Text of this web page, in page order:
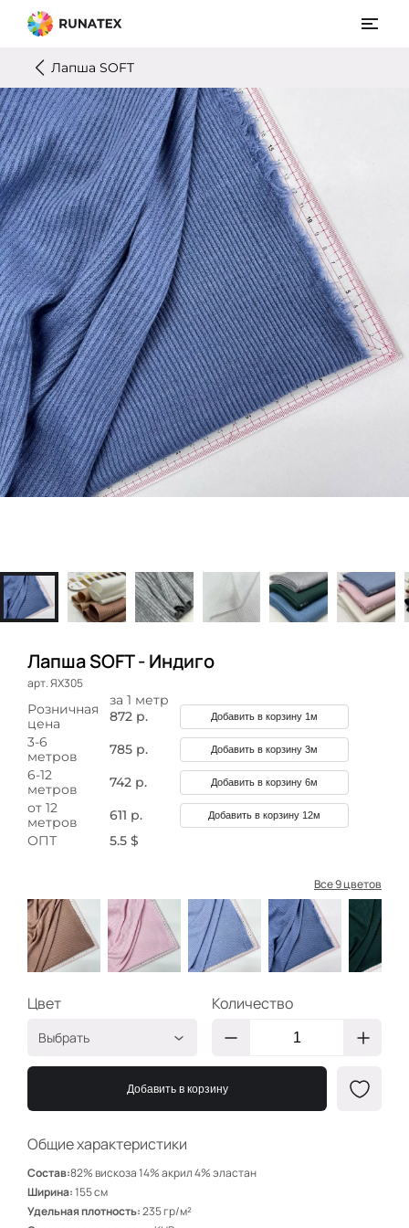
Лапша SOFT
Лапша SOFT - Индиго
арт. ЯХ305
Общие характеристики
Состав:82% вискоза 14% акрил 4% эластан
Ширина:155 см
Удельная плотность:235 гр/м²
за 1 метр
Розничная
цена
872 р. Добавить в корзину 1м
3-6
метров
785 р. Добавить в корзину 3м
6-12
метров
742 р. Добавить в корзину 6м
от 12
метров
611 р. Добавить в корзину 12м
ОПТ 5.5 $
Все 9 цветов
Цвет
Выбрать
Какао
ЯХ308
ЯХ307
Индиго
Изумруд
Песочный
Количество
Добавить в корзину